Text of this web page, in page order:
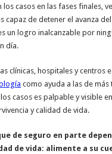
los casos en las fases finales,
capaz de detener el avanza
un logro inalcanzable por
día.
clínicas, hospitales y centros
como ayuda a las de más
casos es palpable y visible
y calidad de vida.
de seguro en parte
de vida: alimente a su